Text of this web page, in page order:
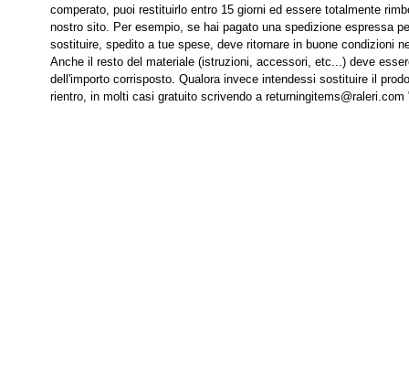
comperato, puoi restituirlo entro 15 giorni ed essere totalmente
nostro sito. Per esempio, se hai pagato una spedizione espressa
sostituire, spedito a tue spese, deve ritornare in buone condizioni
Anche il resto del materiale (istruzioni, accessori, etc...) deve
dell'importo corrisposto. Qualora invece intendessi sostituire il
rientro, in molti casi gratuito scrivendo a